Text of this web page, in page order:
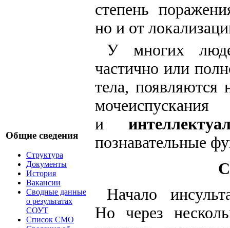
Общие сведения
Структура
Документы
История
Вакансии
Сводные данные
о результатах
СОУТ
Список СМО
степень
но и от
У многих
частично или
тела,
и
познавательные
Начало
Но через